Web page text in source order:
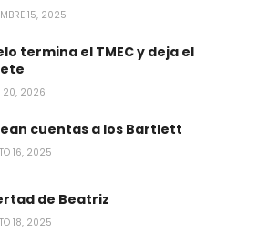
15, 2025
termina el TMEC y deja el
20, 2026
cuentas a los Bartlett
16, 2025
de Beatriz
18, 2025